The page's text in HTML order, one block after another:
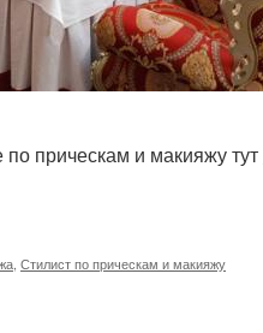
прическам и макияжу тут
Стилист по прическам и макияжу